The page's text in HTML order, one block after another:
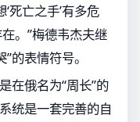
死亡之手’有多危
。”梅德韦杰夫继
的表情符号。
在俄名为“周长”的
统是一套完善的自